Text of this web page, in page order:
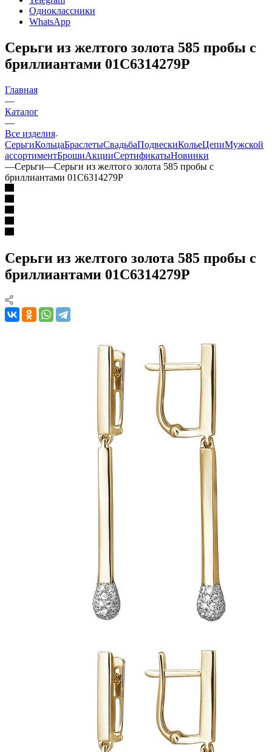
Одноклассники
WhatsApp
Серьги из желтого золота 585 пробы с
бриллиантами 01С6314279Р
Главная
—
Каталог
—
Все изделия
СерьгиКольцаБраслетыСвадьбаПодвескиКольеЦепиМужской
ассортиментБрошиАкцииСертификатыНовинки
—Серьги—Серьги из желтого золота 585 пробы с
бриллиантами 01С6314279Р
Серьги из желтого золота 585 пробы с
бриллиантами 01С6314279Р